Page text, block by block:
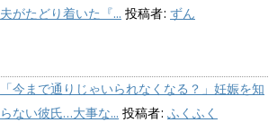
夫がたどり着いた『... 投稿者: ずん
「今まで通りじゃいられなくなる？」妊娠を知
らない彼氏…大事な... 投稿者: ふくふく